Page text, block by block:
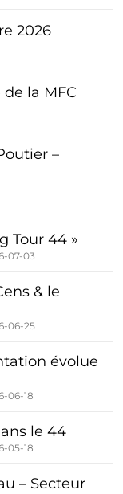
2026
la MFC
–
Tour 44 »
07-03
& le
06-25
évolue
06-18
le 44
05-18
– Secteur